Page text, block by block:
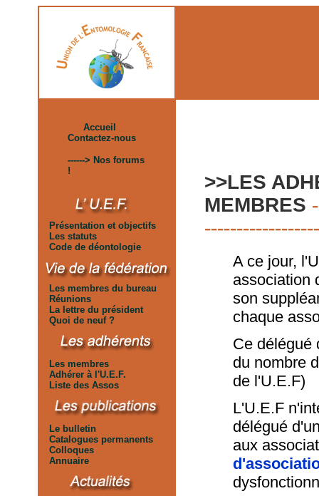
Accueil
Contactez-nous
------> Nos forums
!
Présentation et objectifs
Les statuts
Code de déontologie
Les membres du bureau
Réunions
La lettre du président
Quoi de neuf ?a
Les membres
Adhérer à l'U.E.F.
Liste des Assos
Le bulletin
Catalogues permanents
Colloques
Annuaire
>>LES
MEMBRES
A ce jour,
association
son
chaque
Ce délégué
du nombre
de l'U.E.F)
L'U.E.F
délégué
aux